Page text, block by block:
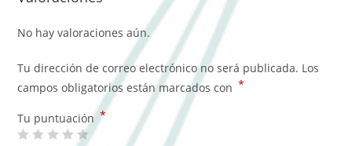
No hay valoraciones aún.
Tu dirección de correo electrónico no será publicada. Los
campos obligatorios están marcados con *
Tu puntuación *